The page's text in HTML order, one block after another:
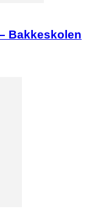
Bakkeskolen